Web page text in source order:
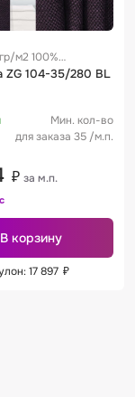
м2 100%
Мин. кол-во
для заказа 35 /м.п.
₽ за м.п.
В корзину
17 897 ₽